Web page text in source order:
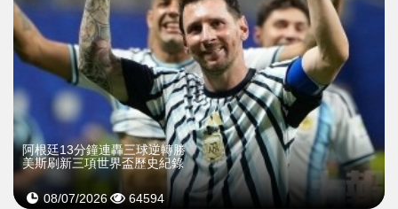
​阿根廷13分鐘連轟三球逆轉勝
美斯刷新三項世界盃歷史紀錄
08/07/2026 64594